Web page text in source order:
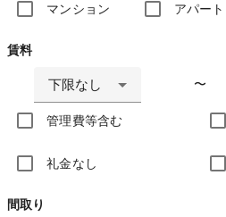
マンション アパート
賃料
下限なし 〜
管理費等含む
礼金なし
間取り